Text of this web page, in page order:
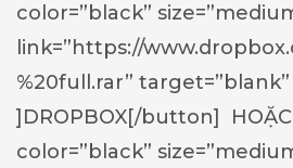
color=”black”
link=”https://
%20full.rar” target=”blank”
]DROPBOX[/button]
color=”black”